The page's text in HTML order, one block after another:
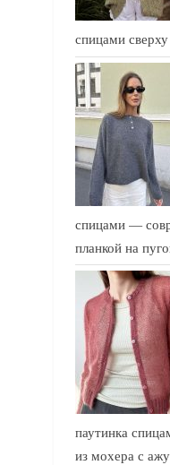
спицами
спицами —
планкой на
паутинка
из мохера с